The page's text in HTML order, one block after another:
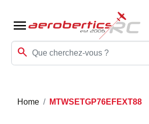
menu
search
Home MTWSETGP76EFEXT88